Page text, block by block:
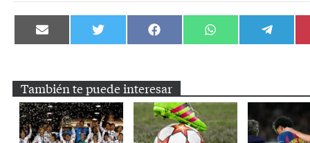
Compartir
en
Compartir
en
Compartir
en
Compartir
en
Compartir
en
También te puede interesar